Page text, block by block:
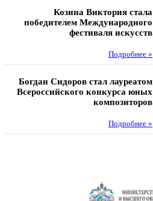
Козина Виктория стала
победителем Международного
фестиваля искусств
Подробнее »
Богдан Сидоров стал лауреатом
Всероссийского конкурса юных
композиторов
Подробнее »